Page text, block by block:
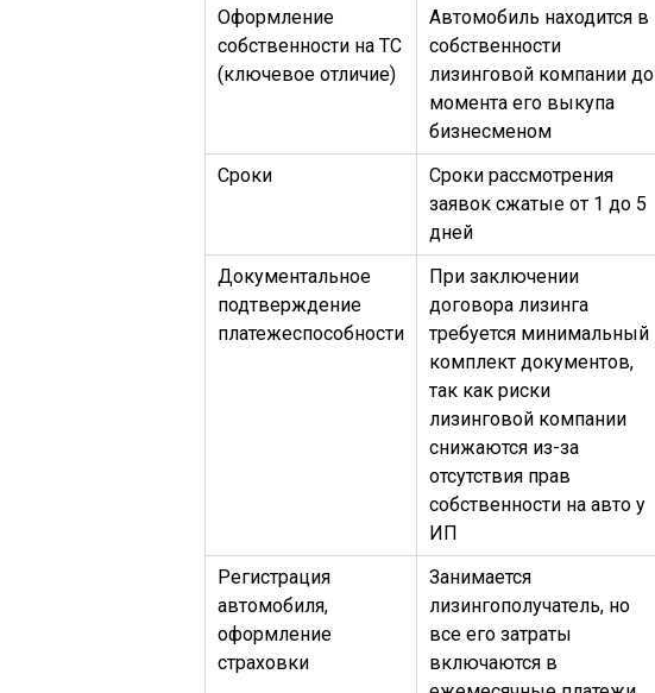
Оформление
собственности на ТС
(ключевое отличие)
Автомобиль находится в
собственности
лизинговой компании до
момента его выкупа
бизнесменом
Сроки
Сроки рассмотрения
заявок сжатые от 1 до 5
дней
Документальное
подтверждение
платежеспособности
При заключении
договора лизинга
требуется минимальный
комплект документов,
так как риски
лизинговой компании
снижаются из-за
отсутствия прав
собственности на авто у
ИП
Регистрация
автомобиля,
оформление
страховки
Занимается
лизингополучатель, но
все его затраты
включаются в